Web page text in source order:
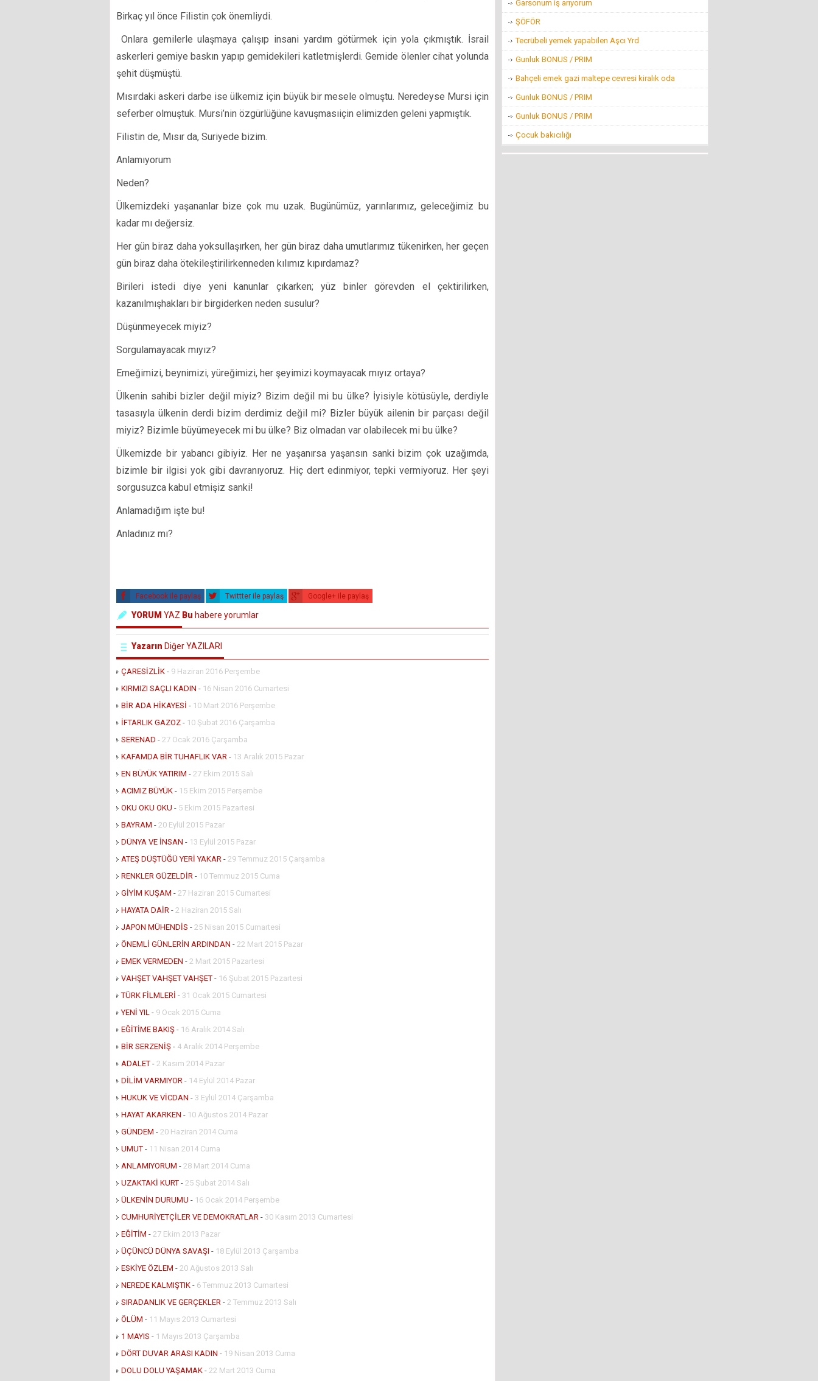
Birkaç yıl önce Filistin çok önemliydi.
Onlara gemilerle ulaşmaya çalışıp insani yardım götürmek için yola çıkmıştık. İsrail
askerleri gemiye baskın yapıp gemidekileri katletmişlerdi. Gemide ölenler cihat yolunda
şehit düşmüştü.
Mısırdaki askeri darbe ise ülkemiz için büyük bir mesele olmuştu. Neredeyse Mursi için
seferber olmuştuk. Mursi’nin özgürlüğüne kavuşmasıiçin elimizden geleni yapmıştık.
Filistin de, Mısır da, Suriyede bizim.
Anlamıyorum
Neden?
Ülkemizdeki yaşananlar bize çok mu uzak. Bugünümüz, yarınlarımız, geleceğimiz bu
kadar mı değersiz.
Her gün biraz daha yoksullaşırken, her gün biraz daha umutlarımız tükenirken, her geçen
gün biraz daha ötekileştirilirkenneden kılımız kıpırdamaz?
Birileri istedi diye yeni kanunlar çıkarken; yüz binler görevden el çektirilirken,
kazanılmışhakları bir birgiderken neden susulur?
Düşünmeyecek miyiz?
Sorgulamayacak mıyız?
Emeğimizi, beynimizi, yüreğimizi, her şeyimizi koymayacak mıyız ortaya?
Ülkenin sahibi bizler değil miyiz? Bizim değil mi bu ülke? İyisiyle kötüsüyle, derdiyle
tasasıyla ülkenin derdi bizim derdimiz değil mi? Bizler büyük ailenin bir parçası değil
miyiz? Bizimle büyümeyecek mi bu ülke? Biz olmadan var olabilecek mi bu ülke?
Ülkemizde bir yabancı gibiyiz. Her ne yaşanırsa yaşansın sanki bizim çok uzağımda,
bizimle bir ilgisi yok gibi davranıyoruz. Hiç dert edinmiyor, tepki vermiyoruz. Her şeyi
sorgusuzca kabul etmişiz sanki!
Anlamadığım işte bu!
Anladınız mı?
Facebook ile paylaş Twittter ile paylaş Google+ ile paylaş
YORUM YAZ Bu habere yorumlar
Yazarın Diğer YAZILARI
ÇARESİZLİK - 9 Haziran 2016 Perşembe
KIRMIZI SAÇLI KADIN - 16 Nisan 2016 Cumartesi
BİR ADA HİKAYESİ - 10 Mart 2016 Perşembe
İFTARLIK GAZOZ - 10 Şubat 2016 Çarşamba
SERENAD - 27 Ocak 2016 Çarşamba
KAFAMDA BİR TUHAFLIK VAR - 13 Aralık 2015 Pazar
EN BÜYÜK YATIRIM - 27 Ekim 2015 Salı
ACIMIZ BÜYÜK - 15 Ekim 2015 Perşembe
OKU OKU OKU - 5 Ekim 2015 Pazartesi
BAYRAM - 20 Eylül 2015 Pazar
DÜNYA VE İNSAN - 13 Eylül 2015 Pazar
ATEŞ DÜŞTÜĞÜ YERİ YAKAR - 29 Temmuz 2015 Çarşamba
RENKLER GÜZELDİR - 10 Temmuz 2015 Cuma
GİYİM KUŞAM - 27 Haziran 2015 Cumartesi
HAYATA DAİR - 2 Haziran 2015 Salı
JAPON MÜHENDİS - 25 Nisan 2015 Cumartesi
ÖNEMLİ GÜNLERİN ARDINDAN - 22 Mart 2015 Pazar
EMEK VERMEDEN - 2 Mart 2015 Pazartesi
VAHŞET VAHŞET VAHŞET - 16 Şubat 2015 Pazartesi
TÜRK FİLMLERİ - 31 Ocak 2015 Cumartesi
YENİ YIL - 9 Ocak 2015 Cuma
EĞİTİME BAKIŞ - 16 Aralık 2014 Salı
BİR SERZENİŞ - 4 Aralık 2014 Perşembe
ADALET - 2 Kasım 2014 Pazar
DİLİM VARMIYOR - 14 Eylül 2014 Pazar
HUKUK VE VİCDAN - 3 Eylül 2014 Çarşamba
HAYAT AKARKEN - 10 Ağustos 2014 Pazar
GÜNDEM - 20 Haziran 2014 Cuma
UMUT - 11 Nisan 2014 Cuma
ANLAMIYORUM - 28 Mart 2014 Cuma
UZAKTAKİ KURT - 25 Şubat 2014 Salı
ÜLKENİN DURUMU - 16 Ocak 2014 Perşembe
CUMHURİYETÇİLER VE DEMOKRATLAR - 30 Kasım 2013 Cumartesi
EĞİTİM - 27 Ekim 2013 Pazar
ÜÇÜNCÜ DÜNYA SAVAŞI - 18 Eylül 2013 Çarşamba
ESKİYE ÖZLEM - 20 Ağustos 2013 Salı
NEREDE KALMIŞTIK - 6 Temmuz 2013 Cumartesi
SIRADANLIK VE GERÇEKLER - 2 Temmuz 2013 Salı
ÖLÜM - 11 Mayıs 2013 Cumartesi
1 MAYIS - 1 Mayıs 2013 Çarşamba
DÖRT DUVAR ARASI KADIN - 19 Nisan 2013 Cuma
DOLU DOLU YAŞAMAK - 22 Mart 2013 Cuma
Belediyeyi hesap uzmanı yönetiyor ama balık
istifi tramvay zarar ediyor!
19 Haziran 2016 Pazar
Mehmet KIZILKAYA
FETÖ! (ABD ve CIA Adına Dizayn Edilmiş
Projenin BAŞI)
8 Ağustos 2016 Pazartesi
Mehti Saraç
Garsonum iş arıyorum
ŞÖFÖR
Tecrübeli yemek yapabilen Aşcı Yrd
Gunluk BONUS / PRIM
Bahçeli emek gazi maltepe cevresi kiralık oda
Gunluk BONUS / PRIM
Gunluk BONUS / PRIM
Çocuk bakıcılığı